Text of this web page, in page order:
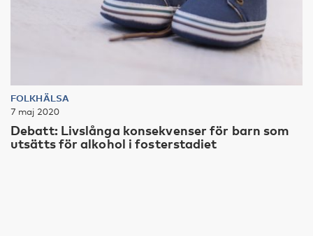
FOLKHÄLSA
7 maj 2020
Debatt: Livslånga konsekvenser för barn som
utsätts för alkohol i fosterstadiet